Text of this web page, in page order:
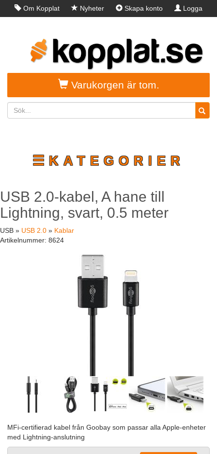
Om Kopplat Nyheter Skapa konto Logga
Varukorgen är tom.
☰KATEGORIER
USB 2.0-kabel, A hane till
Lightning, svart, 0.5 meter
USB » USB 2.0 » Kablar
Artikelnummer: 8624
MFi-certifierad kabel från Goobay som passar alla Apple-enheter
med Lightning-anslutning